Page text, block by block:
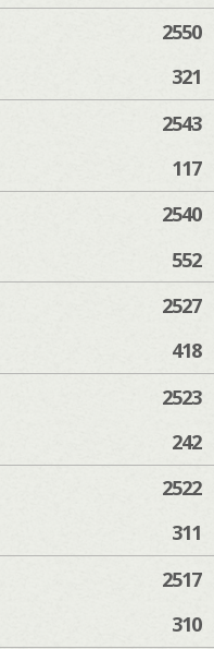
2550
321
2543
117
2540
552
2527
418
2523
242
2522
311
2517
310